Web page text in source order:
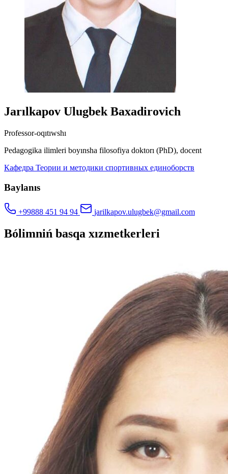
Jarılkapov Ulugbek Baxadirovich
Professor-oqıtıwshı
Pedagogika ilimleri boyınsha filosofiya doktorı (PhD), docent
Кафедра Теории и методики спортивных единоборств
Baylanıs
+99888 451 94 94 jarilkapov.ulugbek@gmail.com
Bólimniń basqa xızmetkerleri